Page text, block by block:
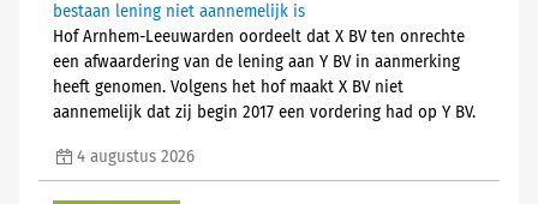
bestaan lening niet aannemelijk is
Hof Arnhem-Leeuwarden oordeelt dat X BV ten onrechte
een afwaardering van de lening aan Y BV in aanmerking
heeft genomen. Volgens het hof maakt X BV niet
aannemelijk dat zij begin 2017 een vordering had op Y BV.
4 augustus 2026